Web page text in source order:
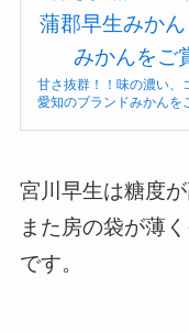
甘さ抜群！！味の濃い、
愛知のブランドみかん
宮川早生は糖度
また房の袋が薄
です。